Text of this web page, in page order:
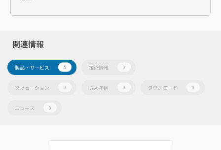
関連情報
製品・サービス 5 技術情報 0
ソリューション 0 導入事例 0 ダウンロード 0
ニュース 0